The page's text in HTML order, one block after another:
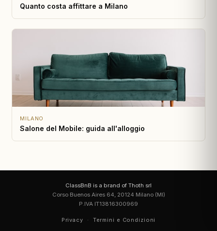
Quanto costa affittare a Milano
MILANO
Salone del Mobile: guida all'alloggio
ClassBnB is a brand of Thoth srl
Corso Buenos Aires 64, 20124 Milano (MI)
P.IVA IT13816300969
Privacy · Termini e Condizioni